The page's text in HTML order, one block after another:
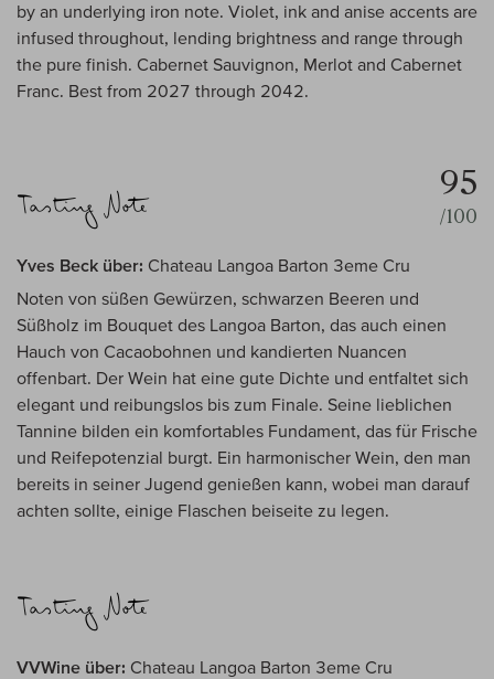
by an underlying iron note. Violet, ink and anise accents are
infused throughout, lending brightness and range through
the pure finish. Cabernet Sauvignon, Merlot and Cabernet
Franc. Best from 2027 through 2042.
95
/100
Yves Beck über: Chateau Langoa Barton 3eme Cru
Noten von süßen Gewürzen, schwarzen Beeren und
Süßholz im Bouquet des Langoa Barton, das auch einen
Hauch von Cacaobohnen und kandierten Nuancen
offenbart. Der Wein hat eine gute Dichte und entfaltet sich
elegant und reibungslos bis zum Finale. Seine lieblichen
Tannine bilden ein komfortables Fundament, das für Frische
und Reifepotenzial burgt. Ein harmonischer Wein, den man
bereits in seiner Jugend genießen kann, wobei man darauf
achten sollte, einige Flaschen beiseite zu legen.
VVWine über: Chateau Langoa Barton 3eme Cru